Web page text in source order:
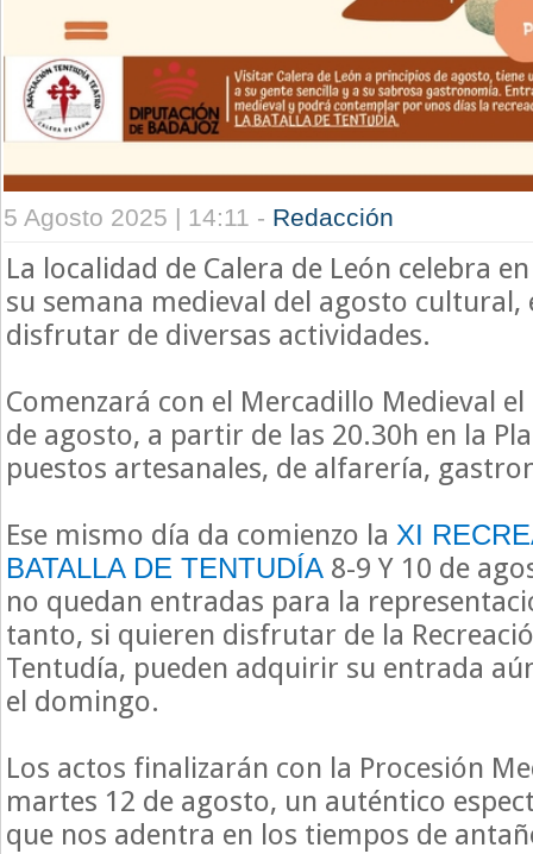
5 Agosto 2025 | 14:11 - Redacción
La localidad de Calera de León celebra
su semana medieval del agosto cultural,
disfrutar de diversas actividades.
Comenzará con el Mercadillo Medieval
de agosto, a partir de las 20.30h en la
puestos artesanales, de alfarería,
Ese mismo día da comienzo la XI
BATALLA DE TENTUDÍA 8-9 Y 10 de
no quedan entradas para la
tanto, si quieren disfrutar de la
Tentudía, pueden adquirir su entrada
el domingo.
Los actos finalizarán con la Procesión
martes 12 de agosto, un auténtico
que nos adentra en los tiempos de